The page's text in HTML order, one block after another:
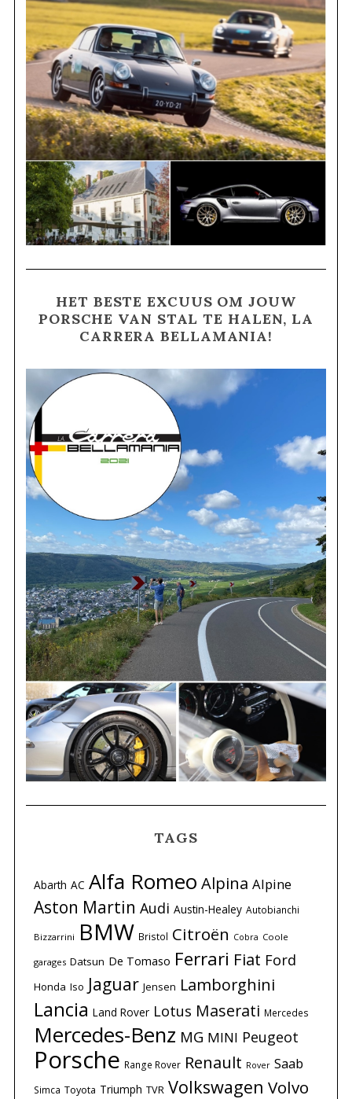
HET BESTE EXCUUS OM JOUW
PORSCHE VAN STAL TE HALEN, LA
CARRERA BELLAMANIA!
TAGS
Abarth AC Alfa Romeo Alpina Alpine
Aston Martin Audi Austin-Healey Autobianchi
Bizzarrini BMW Bristol Citroën Cobra Coole
garages Datsun De Tomaso Ferrari Fiat Ford
Honda Iso Jaguar Jensen Lamborghini
Lancia Land Rover Lotus Maserati Mercedes
Mercedes-Benz MG MINI Peugeot
Porsche Range Rover Renault Rover Saab
Simca Toyota Triumph TVR Volkswagen Volvo